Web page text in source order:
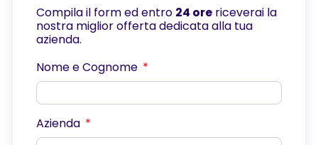
Compila il form ed entro 24 orericeverai la
nostra miglior offerta dedicata alla tua
azienda.
Nome e Cognome
Azienda